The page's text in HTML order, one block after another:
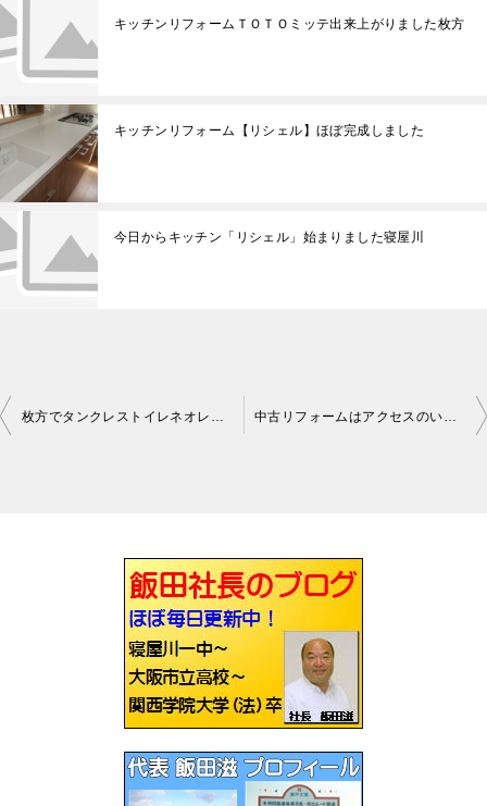
キッチンリフォームＴＯＴＯミッテ出来上がりました枚方
キッチンリフォーム【リシェル】ほぼ完成しました
今日からキッチン「リシェル」始まりました寝屋川
ゲ
ー
シ
ョ
ン
枚方でタンクレストイレネオレストが決まりました 中古リフォームはアクセスのいい物件で「大満足リフォーム」を目指しましょう枚方